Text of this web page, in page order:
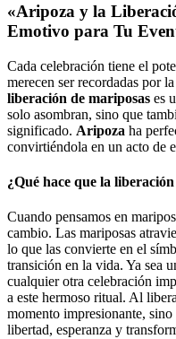
«Aripoza y la
Emotivo para Tu
Cada celebración tiene el
merecen ser recordadas por
liberación de mariposas es
solo asombran, sino que
significado. Aripoza ha
convirtiéndola en un acto de
¿Qué hace que la
Cuando pensamos en
cambio. Las mariposas
lo que las convierte en el
transición en la vida. Ya sea
cualquier otra celebración
a este hermoso ritual. Al
momento impresionante,
libertad, esperanza y